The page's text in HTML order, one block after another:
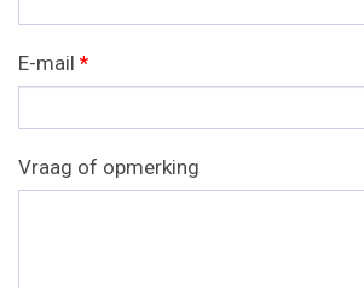
E-mail *
Vraag of opmerking